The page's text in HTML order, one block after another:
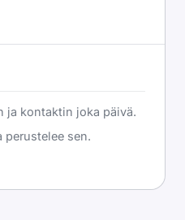
ja kontaktin joka päivä.
perustelee sen.